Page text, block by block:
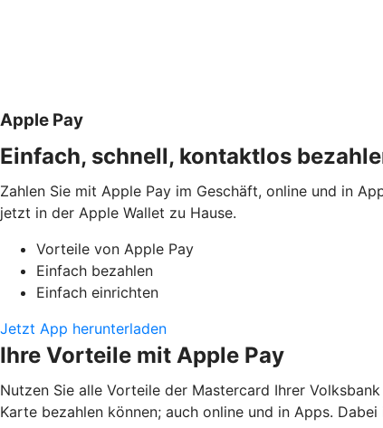
Apple Pay
Einfach, schnell, kontaktlos
Zahlen Sie mit Apple Pay im Geschäft, online und in
jetzt in der Apple Wallet zu Hause.
Vorteile von Apple Pay
Einfach bezahlen
Einfach einrichten
Jetzt App herunterladen
Ihre Vorteile mit Apple Pay
Nutzen Sie alle Vorteile der Mastercard Ihrer
Karte bezahlen können; auch online und in Apps.